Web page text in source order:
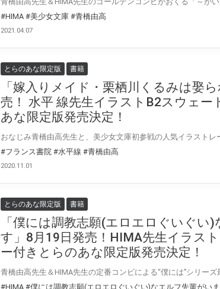
#HIMA #美少女文庫 #青橋由高
2021.04.07
とらのあな限定版 書籍
「嫁入りメイド・栗栖川くるみは娶
売！ 水平 線先生イラストB2スウェー
あな限定版発売決定！
#フランス書院 #水平線 #青橋由高
2020.11.01
とらのあな限定版 書籍
「僕には調教志願(エロエロぐいぐい
す」8月19日発売！HIMA先生イラス
ー付きとらのあな限定版発売決定！
#HIMA #僕には調教志願(エロエロぐいぐい)なエルフ先輩がい